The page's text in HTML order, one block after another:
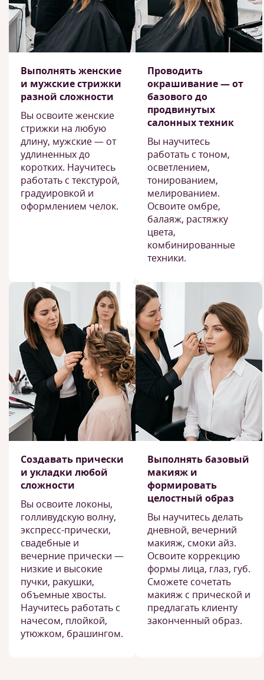
Выполнять женские
и мужские стрижки
разной сложности
Вы освоите женские
стрижки на любую
длину, мужские — от
удлиненных до
коротких. Научитесь
работать с текстурой,
градуировкой и
оформлением челок.
Проводить
окрашивание — от
базового до
продвинутых
салонных техник
Вы научитесь
работать с тоном,
осветлением,
тонированием,
мелированием.
Освоите омбре,
балаяж, растяжку
цвета,
комбинированные
техники.
Создавать прически
и укладки любой
сложности
Вы освоите локоны,
голливудскую волну,
экспресс-прически,
свадебные и
вечерние прически —
низкие и высокие
пучки, ракушки,
объемные хвосты.
Научитесь работать с
начесом, плойкой,
утюжком, брашингом.
Выполнять базовый
макияж и
формировать
целостный образ
Вы научитесь делать
дневной, вечерний
макияж, смоки айз.
Освоите коррекцию
формы лица, глаз, губ.
Сможете сочетать
макияж с прической и
предлагать клиенту
законченный образ.